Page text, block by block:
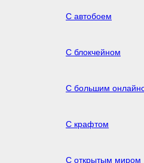
С автобоем
С блокчейном
С большим
С крафтом
С открытым миром